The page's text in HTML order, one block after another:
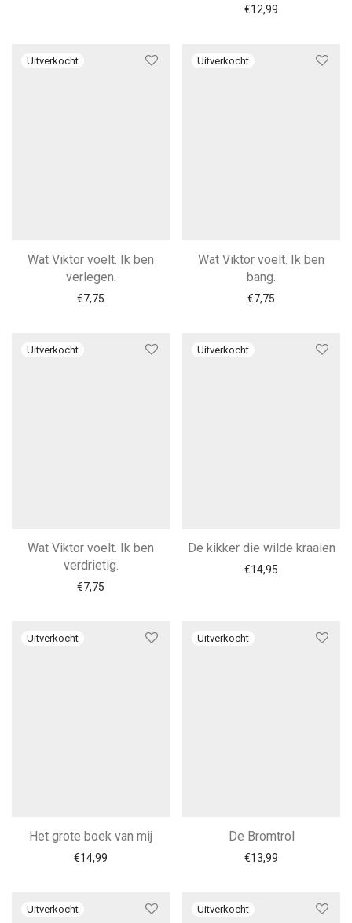
€12,99
Wat Viktor voelt. Ik ben
verlegen.
€7,75
Wat Viktor voelt. Ik ben
bang.
€7,75
Wat Viktor voelt. Ik ben
verdrietig.
€7,75
De kikker die wilde kraaien
€14,95
Het grote boek van mij
€14,99
De Bromtrol
€13,99